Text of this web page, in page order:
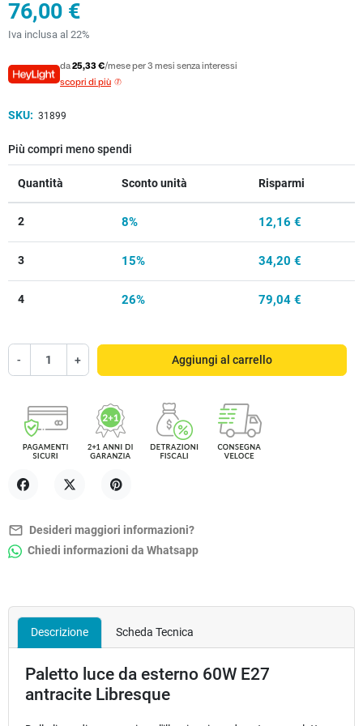
76,00 €
Iva inclusa al 22%
da25,33 €/mese per 3 mesi senza interessi
scopri di più
SKU: 31899
Più compri meno spendi
Quantità Sconto unità Risparmi
2 8% 12,16 €
3 15% 34,20 €
4 26% 79,04 €
- + Aggiungi al carrello
mail_outline Desideri maggiori informazioni?
Chiedi informazioni da Whatsapp
Descrizione Scheda Tecnica
Paletto luce da esterno 60W E27
antracite Libresque